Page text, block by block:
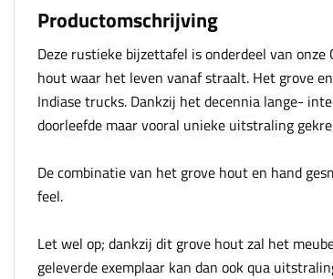
Productomschrijving
Deze rustieke bijzettafel is onderdeel van
hout waar het leven vanaf straalt. Het grove
Indiase trucks. Dankzij het decennia lange-
doorleefde maar vooral unieke uitstraling
De combinatie van het grove hout en hand
feel.
Let wel op; dankzij dit grove hout zal het
geleverde exemplaar kan dan ook qua